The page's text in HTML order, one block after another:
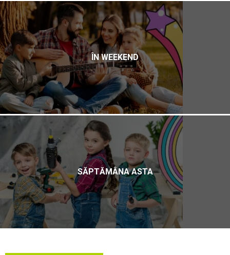
ÎN WEEKEND
SĂPTĂMÂNA ASTA